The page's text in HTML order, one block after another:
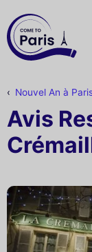
Nouvel An à
Avis